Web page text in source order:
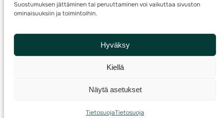
Suostumuksen jättäminen tai peruuttaminen voi vaikuttaa sivuston
ominaisuuksiin ja toimintoihin.
Hyväksy
Kiellä
Näytä asetukset
TietosuojaTietosuoja
© 2025 ·Suomen Suunnistusliitto· Valimotie 10, 00380 Helsinki, Finland
info(a)suunnistusliitto.fi,Rastilipun asiat: rastilippu(a)suunnistusliitto.fi
Kilpailut ja kuntorastit – Rastilippu:::Rastilipun ohjeet